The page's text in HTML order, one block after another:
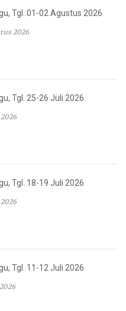
Tgl. 01-02 Agustus 2026
2026
Tgl. 25-26 Juli 2026
Tgl. 18-19 Juli 2026
Tgl. 11-12 Juli 2026